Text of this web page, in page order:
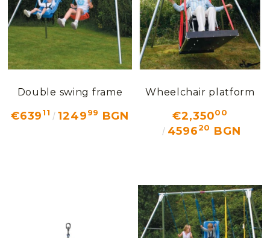
Double swing frame
€63911 124999 BGN
Wheelchair platform
€2,35000
459620 BGN